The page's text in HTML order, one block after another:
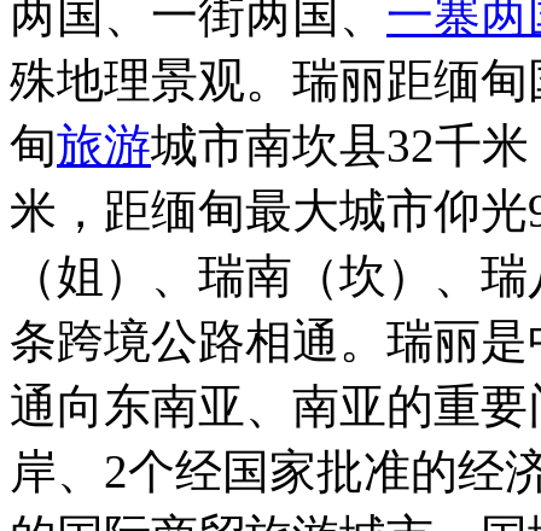
两国、一街两国、 一寨两
殊地理景观。瑞丽距缅
甸旅游城市南坎县32千
米，距缅甸最大城市仰
（姐）、瑞南（坎）、
条跨境公路相通。瑞丽
通向东南亚、南亚的重
岸、2个经国家批准的经